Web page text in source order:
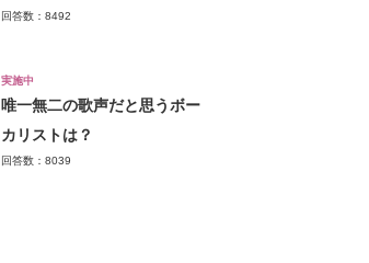
回答数：8492
実施中
唯一無二の歌声だと思うボー
カリストは？
回答数：8039